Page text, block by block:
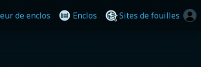
de enclos Enclos Sites de fouilles